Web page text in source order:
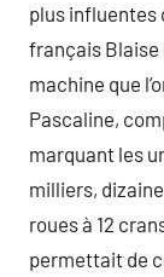
plus influentes
français Blaise
machine que
Pascaline,
marquant les
milliers,
roues à 12
permettait de